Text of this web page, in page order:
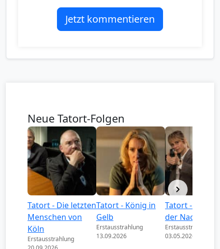
Jetzt kommentieren
Neue Tatort-Folgen
Tatort - Die letzten
Menschen von
Köln
Erstausstrahlung
Tatort - König in
Gelb
Erstausstrahlung
13.09.2026
Tatort - Könige
der Nacht
Erstausstrahlung
03.05.2026